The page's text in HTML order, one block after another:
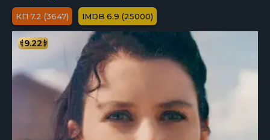
7.2 (3647) 6.9 (25000)
9.22